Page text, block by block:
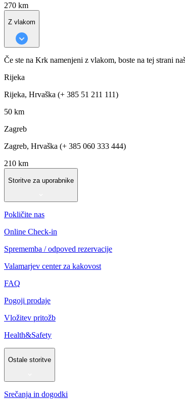
270 km
Z vlakom
Če ste na Krk namenjeni z vlakom, boste na tej strani
Rijeka
Rijeka, Hrvaška (+ 385 51 211 111)
50 km
Zagreb
Zagreb, Hrvaška (+ 385 060 333 444)
210 km
Storitve za uporabnike
Pokličite nas
Online Check-in
Sprememba / odpoved rezervacije
Valamarjev center za kakovost
FAQ
Pogoji prodaje
Vložitev pritožb
Health&Safety
Ostale storitve
Srečanja in dogodki